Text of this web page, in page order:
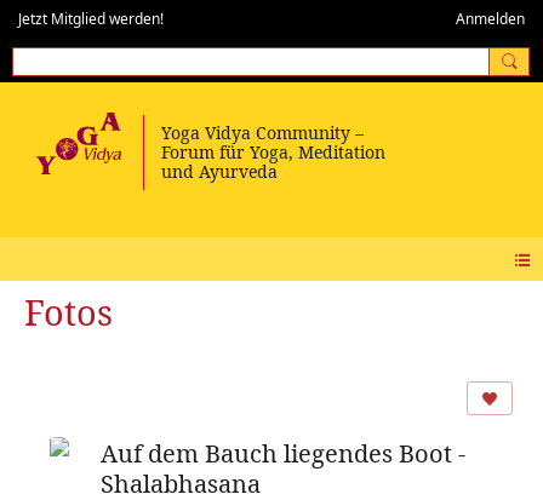
Jetzt Mitglied werden! Anmelden
Fotos
Auf dem Bauch liegendes Boot -
Shalabhasana